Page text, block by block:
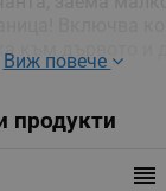
към дървото и
Виж повече
продукти
reorder